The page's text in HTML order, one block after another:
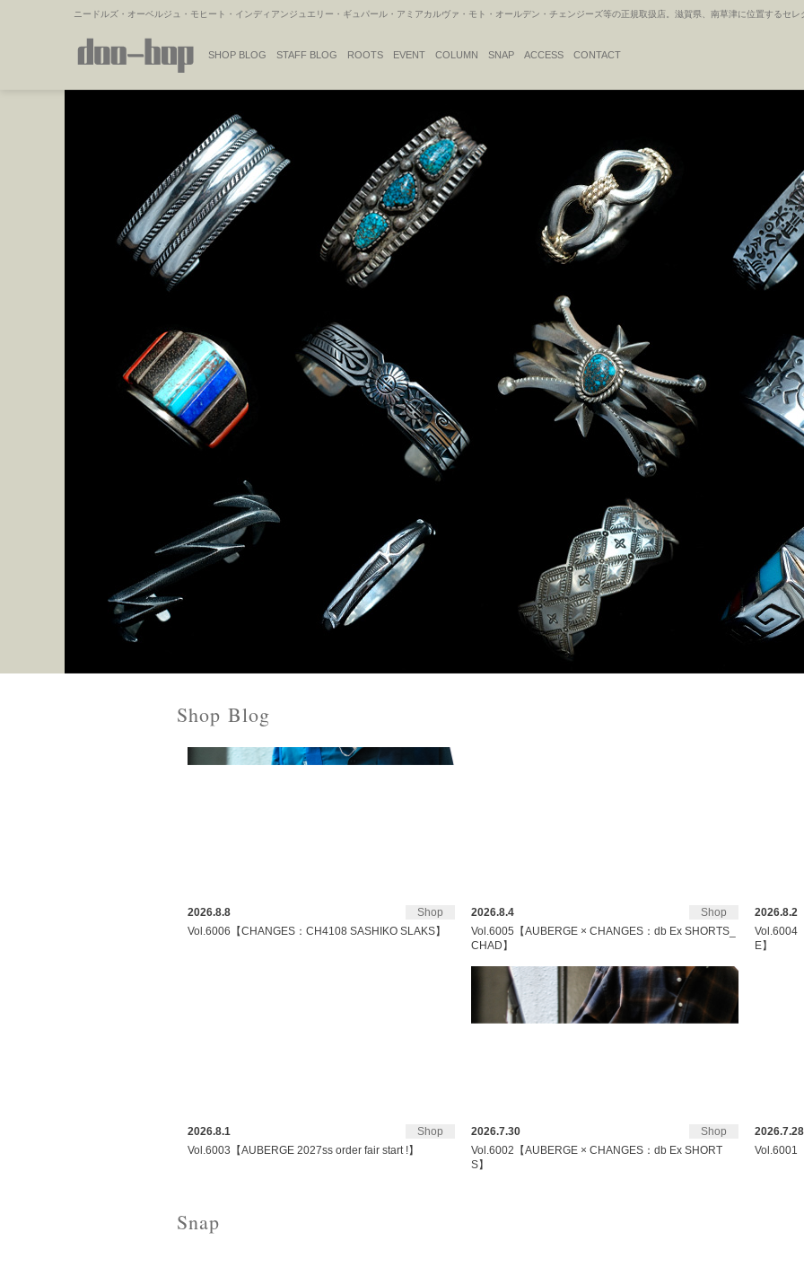
ニードルズ・オーベルジュ・モヒート・インディアンジュエリー・ギュパール・アミアカルヴァ・モト・オールデン・チェンジーズ等の正規取扱店。滋賀県、南草津に位置するセ
SHOP BLOG STAFF BLOG ROOTS EVENT COLUMN SNAP ACCESS CONTACT
Shop Blog
Shop
2026.8.8
Vol.6006【CHANGES：CH4108 SASHIKO SLAKS】
Shop
2026.8.4
Vol.6005【AUBERGE × CHANGES：db Ex SHORTS_
CHAD】
2026.8.2
Vol.6004
E】
Shop
2026.8.1
Vol.6003【AUBERGE 2027ss order fair start !】
Shop
2026.7.30
Vol.6002【AUBERGE × CHANGES：db Ex SHORT
S】
2026.7.28
Vol.6001
Snap